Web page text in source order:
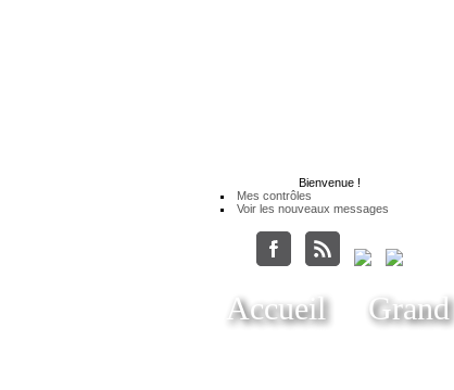
Bienvenue !
Mes contrôles
Voir les nouveaux messages
Accueil